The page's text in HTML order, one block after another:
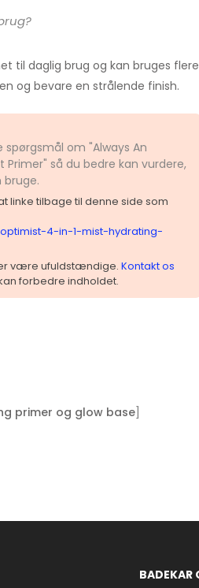
til daglig brug og kan bruges flere
og bevare en strålende finish.
om "Always An
så du bedre kan vurdere,
linke tilbage til denne side som
4-in-1-mist-hydrating-
være ufuldstændige. Kontakt os
forbedre indholdet.
primer og glow base]
BADEKAR